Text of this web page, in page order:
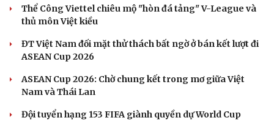
Thể Công Viettel chiêu mộ "hòn đá tảng" V-League và
thủ môn Việt kiều
ĐT Việt Nam đối mặt thử thách bất ngờ ở bán kết lượt đi
ASEAN Cup 2026
ASEAN Cup 2026: Chờ chung kết trong mơ giữa Việt
Nam và Thái Lan
Đội tuyển hạng 153 FIFA giành quyền dự World Cup